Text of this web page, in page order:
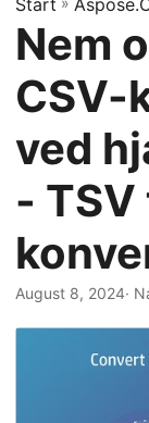
n
a
i
a
o
Start
Nem
CSV-
ved
- TSV
August 8, 2024·